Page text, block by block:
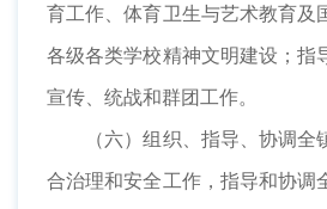
育工作、体育卫生与艺术教育及
各级各类学校精神文明建设；指
宣传、统战和群团工作。
（六）组织、指导、协调全
合治理和安全工作，指导和协调